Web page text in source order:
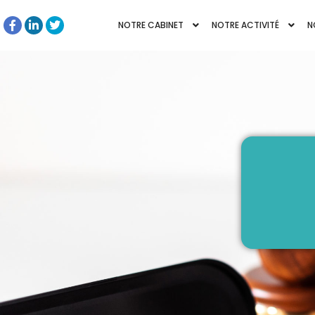
NOTRE CABINET NOTRE ACTIVITÉ